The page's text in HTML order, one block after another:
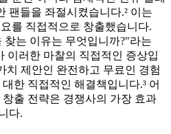
팬들을 좌절시켰습니다.² 이는
를 직접적으로 창출했습니다.
는 이유는 무엇입니까?"라는
이러한 마찰의 직접적인 증상입
치 제안인 완전하고 무료인 경험
한 직접적인 해결책입니다.³ 어
창출 전략은 경쟁사의 가장 효과
다.